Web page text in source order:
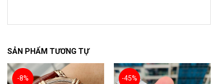
SẢN PHẨM TƯƠNG TỰ
-8% -45%